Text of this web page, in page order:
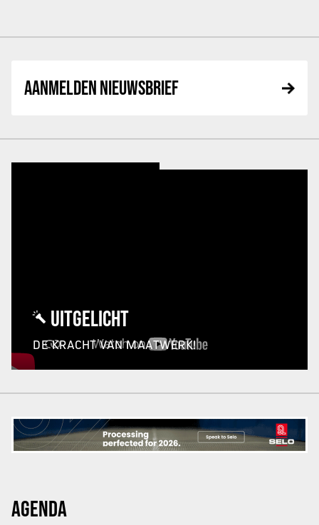
AANMELDEN NIEUWSBRIEF
UITGELICHT
DE KRACHT VAN MAATWERK!
AGENDA